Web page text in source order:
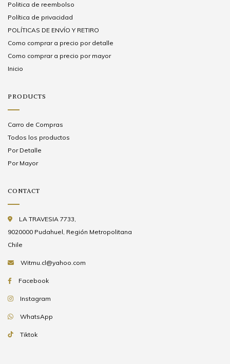
Politica de reembolso
Política de privacidad
POLÍTICAS DE ENVÍO Y RETIRO
Como comprar a precio por detalle
Como comprar a precio por mayor
Inicio
PRODUCTS
Carro de Compras
Todos los productos
Por Detalle
Por Mayor
CONTACT
LA TRAVESIA 7733,
9020000 Pudahuel, Región Metropolitana
Chile
Witmu.cl@yahoo.com
Facebook
Instagram
WhatsApp
Tiktok